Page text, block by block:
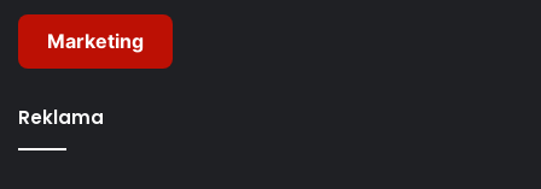
Marketing
Reklama